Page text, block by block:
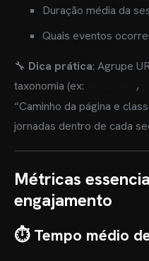
Duração média da
Quais eventos
🔧 Dica prática: Agrupe
taxonomia (ex:
,
“Caminho da página e
jornadas dentro de cada
Métricas
engajamento
⏱ Tempo médio